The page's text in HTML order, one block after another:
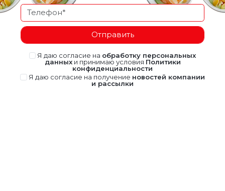
Отправить
Я даю согласие на обработку персональных
данныхи принимаю условия Политики
конфиденциальности
Я даю согласие на получение новостей компании
и рассылки